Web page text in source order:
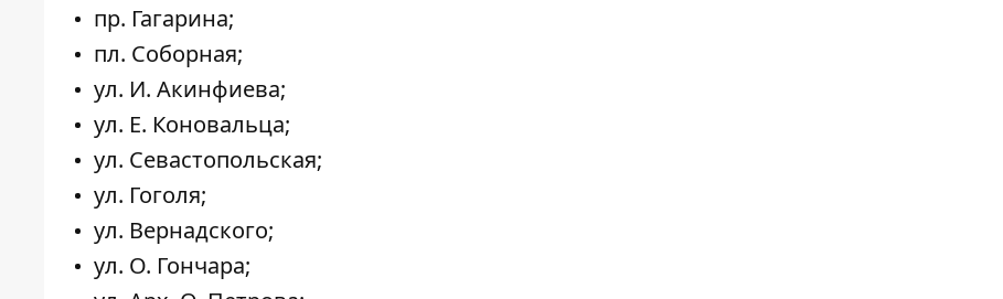
пр. Гагарина;
пл. Соборная;
ул. И. Акинфиева;
ул. Е. Коновальца;
ул. Севастопольская;
ул. Гоголя;
ул. Вернадского;
ул. О. Гончара;